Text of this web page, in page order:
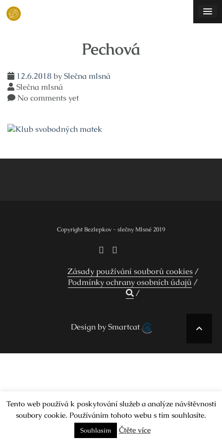
Skip
Pechová
12.6.2018bySlečna mlsná
Slečna mlsná
No comments yet
Navigace
Copyright Bezlepkov - slečny Mlsné 2019
Zásady používání souborů cookies
Podmínky ochrany osobních údajů
Design by Smartcat
Tento web používá k poskytování služeb a analýze návštěvnosti
soubory cookie. Používáním tohoto webu s tím souhlasíte.
Souhlasím Čtěte více